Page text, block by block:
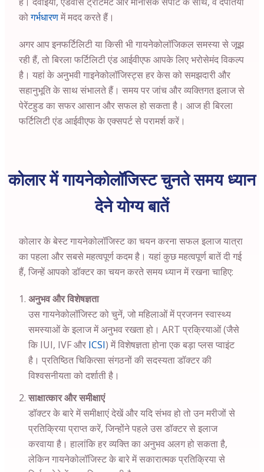
कोगर्भधारणमें मदद करते हैं।
अगर आप इनफर्टिलिटी या किसी भी गायनेकोलॉजिकल समस्या से जूझ
रही हैं, तो बिरला फर्टिलिटी एंड आईवीएफ आपके लिए भरोसेमंद विकल्प
है। यहां के अनुभवी गाइनेकोलॉजिस्ट्स हर केस को समझदारी और
सहानुभूति के साथ संभालते हैं। समय पर जांच और व्यक्तिगत इलाज से
पेरेंटहुड का सफर आसान और सफल हो सकता है। आज ही बिरला
फर्टिलिटी एंड आईवीएफ के एक्सपर्ट से परामर्श करें।
कोलार में गायनेकोलॉजिस्ट चुनते समय ध्यान
देने योग्य बातें
कोलार के बेस्ट गायनेकोलॉजिस्ट का चयन करना सफल इलाज यात्रा
का पहला और सबसे महत्वपूर्ण कदम है। यहां कुछ महत्वपूर्ण बातें दी गई
हैं, जिन्हें आपको डॉक्टर का चयन करते समय ध्यान में रखना चाहिए:
अनुभव और विशेषज्ञता
उस गायनेकोलॉजिस्ट को चुनें, जो महिलाओं में प्रजनन स्वास्थ्य
समस्याओं के इलाज में अनुभव रखता हो। ART प्रक्रियाओं (जैसे
कि IUI, IVF और ICSI) में विशेषज्ञता होना एक बड़ा प्लस प्वाइंट
है। प्रतिष्ठित चिकित्सा संगठनों की सदस्यता डॉक्टर की
विश्वसनीयता को दर्शाती है।
साक्षात्कार और समीक्षाएं
डॉक्टर के बारे में समीक्षाएं देखें और यदि संभव हो तो उन मरीजों से
प्रतिक्रिया प्राप्त करें, जिन्होंने पहले उस डॉक्टर से इलाज
करवाया है। हालांकि हर व्यक्ति का अनुभव अलग हो सकता है,
लेकिन गायनेकोलॉजिस्ट के बारे में सकारात्मक प्रतिक्रिया से